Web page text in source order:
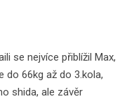
se nejvíce přiblížil Max,
do 66kg až do 3.kola,
shida, ale závěr